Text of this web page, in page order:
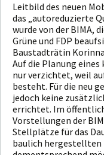
Leitbild des neuen
das „autoreduzierte
wurde von der BIMA,
Grüne und FDP
Baustadträtin
Auf die Planung
nur verzichtet, weil
besteht. Für die neu
jedoch keine
errichtet. Im
Vorstellungen der
Stellplätze für das
baulich hergestellten